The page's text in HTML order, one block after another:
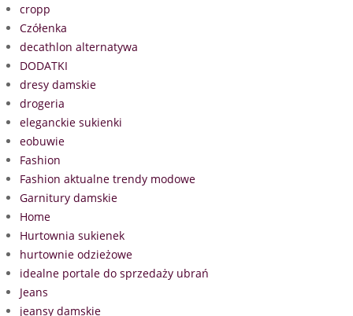
cropp
Czółenka
decathlon alternatywa
DODATKI
dresy damskie
drogeria
eleganckie sukienki
eobuwie
Fashion
Fashion aktualne trendy modowe
Garnitury damskie
Home
Hurtownia sukienek
hurtownie odzieżowe
idealne portale do sprzedaży ubrań
Jeans
jeansy damskie